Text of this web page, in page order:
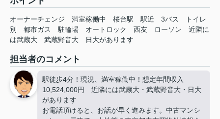
オーナーチェンジ 満室稼働中 桜台駅 駅近 3バス
トイレ
別
都市ガス 駐輪場 オートロック 西友 ローソン
近隣に
は武蔵大
武蔵野音大 日大があります
担当者のコメント
駅徒歩4分！現況、満室稼働中！想定年間収入
10,524,000円 近隣には武蔵大・武蔵野音大・日大
があります
お電話頂けると、お話が早く進みます。中古マンシ